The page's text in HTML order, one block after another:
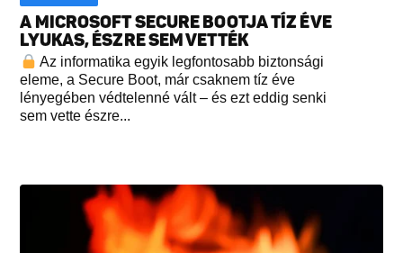
A MICROSOFT SECURE BOOTJA TÍZ ÉVE
LYUKAS, ÉSZRE SEM VETTÉK
Az informatika egyik legfontosabb biztonsági
eleme, a Secure Boot, már csaknem tíz éve
lényegében védtelenné vált – és ezt eddig senki
sem vette észre...